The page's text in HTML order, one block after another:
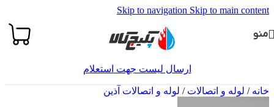
Skip to navigation Skip to main content
منو
ارسال لیست جهت استعلام
خانه/ لوله و اتصالات/ لوله و اتصالات آذین